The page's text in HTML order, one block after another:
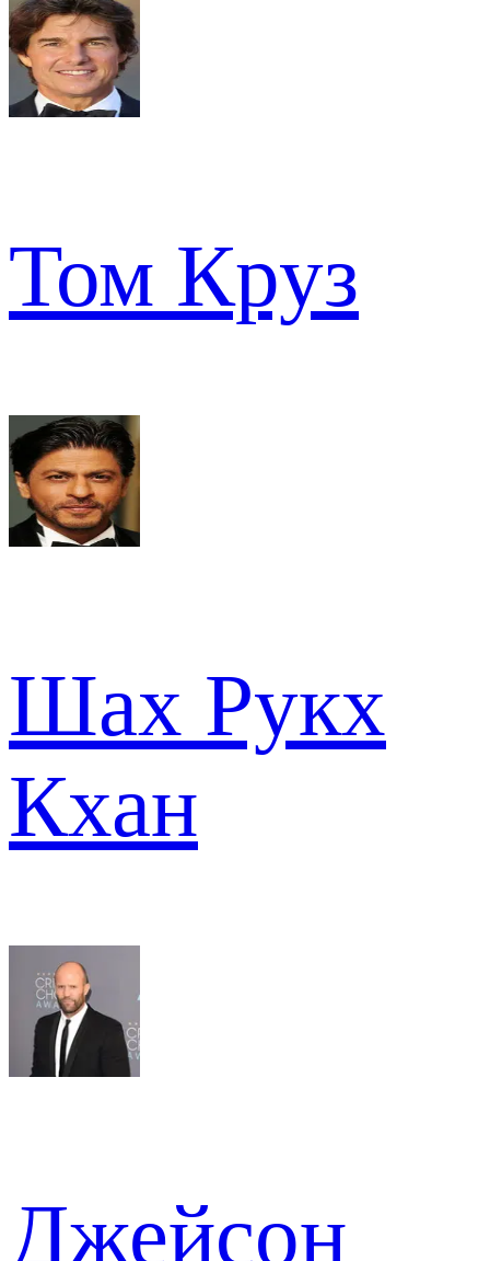
Том Круз
Шах Рукх
Кхан
Джейсон